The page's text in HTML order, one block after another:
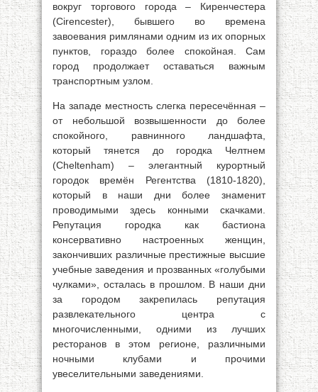
вокруг торгового города – Киренчестера
(Cirencester), бывшего во времена
завоевания римлянами одним из их опорных
пунктов, гораздо более спокойная. Сам
город продолжает оставаться важным
транспортным узлом.
На западе местность слегка пересечённая –
от небольшой возвышенности до более
спокойного, равнинного ландшафта,
который тянется до городка Челтнем
(Cheltenham) – элегантный курортный
городок времён Регентства (1810-1820),
который в наши дни более знаменит
проводимыми здесь конными скачками.
Репутация городка как бастиона
консервативно настроенных женщин,
закончивших различные престижные высшие
учебные заведения и прозванных «голубыми
чулками», осталась в прошлом. В наши дни
за городом закрепилась репутация
развлекательного центра с
многочисленными, одними из лучших
ресторанов в этом регионе, различными
ночными клубами и прочими
увеселительными заведениями.